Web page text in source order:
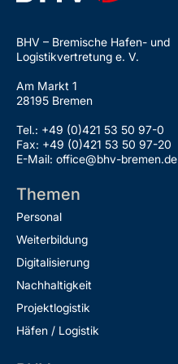
BHV – Bremische Hafen- und
Logistikvertretung e. V.
Am Markt 1
28195 Bremen
Tel.: +49 (0)421 53 50 97-0
Fax: +49 (0)421 53 50 97-20
E-Mail: office@bhv-bremen.de
Themen
Personal
Weiterbildung
Digitalisierung
Nachhaltigkeit
Projektlogistik
Häfen / Logistik